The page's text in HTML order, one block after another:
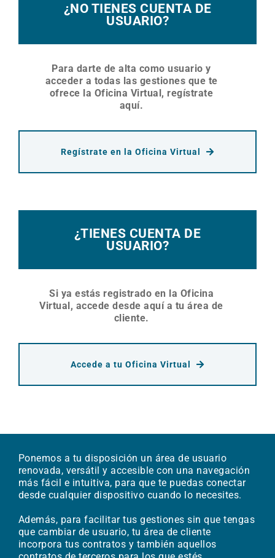
¿NO TIENES CUENTA DE
USUARIO?
Para darte de alta como usuario y
acceder a todas las gestiones que te
ofrece la Oficina Virtual, regístrate
aquí.
Regístrate en la Oficina Virtual
¿TIENES CUENTA DE
USUARIO?
Si ya estás registrado en la Oficina
Virtual, accede desde aquí a tu área de
cliente.
Accede a tu Oficina Virtual
Ponemos a tu disposición un área de usuario
renovada, versátil y accesible con una navegación
más fácil e intuitiva, para que te puedas conectar
desde cualquier dispositivo cuando lo necesites.
Además, para facilitar tus gestiones sin que tengas
que cambiar de usuario, tu área de cliente
incorpora tus contratos y también aquellos